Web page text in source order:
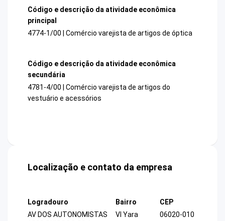
Código e descrição da atividade econômica
principal
4774-1/00 | Comércio varejista de artigos de óptica
Código e descrição da atividade econômica
secundária
4781-4/00 | Comércio varejista de artigos do
vestuário e acessórios
Localização e contato da empresa
Logradouro
AV DOS AUTONOMISTAS
Bairro
Vl Yara
CEP
06020-010